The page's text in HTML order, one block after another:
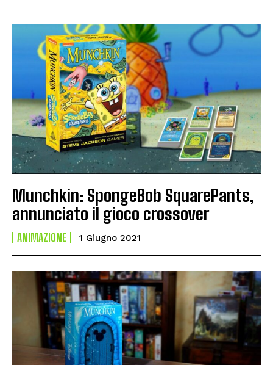
Munchkin: SpongeBob SquarePants,
annunciato il gioco crossover
ANIMAZIONE 1 Giugno 2021